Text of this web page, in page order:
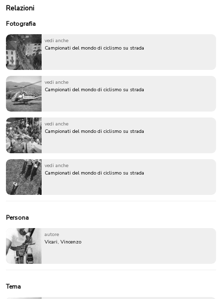
Relazioni
Fotografia
vedi anche
Campionati del mondo di ciclismo su strada
vedi anche
Campionati del mondo di ciclismo su strada
vedi anche
Campionati del mondo di ciclismo su strada
vedi anche
Campionati del mondo di ciclismo su strada
Persona
autore
Vicari, Vincenzo
Tema